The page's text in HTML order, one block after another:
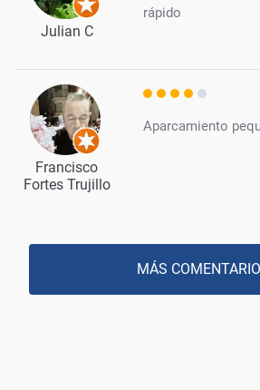
Julian C
rápido
Francisco
Fortes Trujillo
Aparcamiento
MÁS